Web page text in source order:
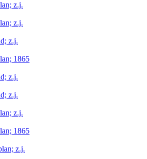
z.j.
z.j.
z.j.
1865
z.j.
z.j.
z.j.
1865
z.j.